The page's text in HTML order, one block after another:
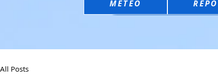
METEO
All Posts